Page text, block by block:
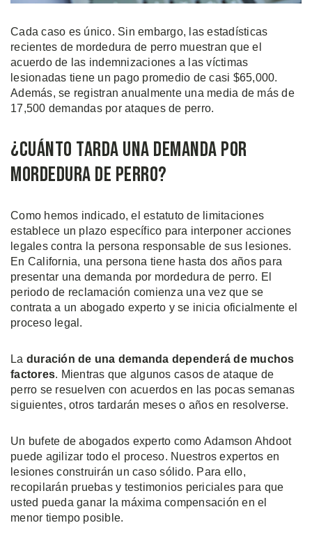
Cada caso es único. Sin embargo, las estadísticas
recientes de mordedura de perro muestran que el
acuerdo de las indemnizaciones a las víctimas
lesionadas tiene un pago promedio de casi $65,000.
Además, se registran anualmente una media de más de
17,500 demandas por ataques de perro.
¿Cuánto Tarda una Demanda por
Mordedura de Perro?
Como hemos indicado, el estatuto de limitaciones
establece un plazo específico para interponer acciones
legales contra la persona responsable de sus lesiones.
En California, una persona tiene hasta dos años para
presentar una demanda por mordedura de perro. El
periodo de reclamación comienza una vez que se
contrata a un abogado experto y se inicia oficialmente el
proceso legal.
La duración de una demanda dependerá de muchos
factores. Mientras que algunos casos de ataque de
perro se resuelven con acuerdos en las pocas semanas
siguientes, otros tardarán meses o años en resolverse.
Un bufete de abogados experto como Adamson Ahdoot
puede agilizar todo el proceso. Nuestros expertos en
lesiones construirán un caso sólido. Para ello,
recopilarán pruebas y testimonios periciales para que
usted pueda ganar la máxima compensación en el
menor tiempo posible.